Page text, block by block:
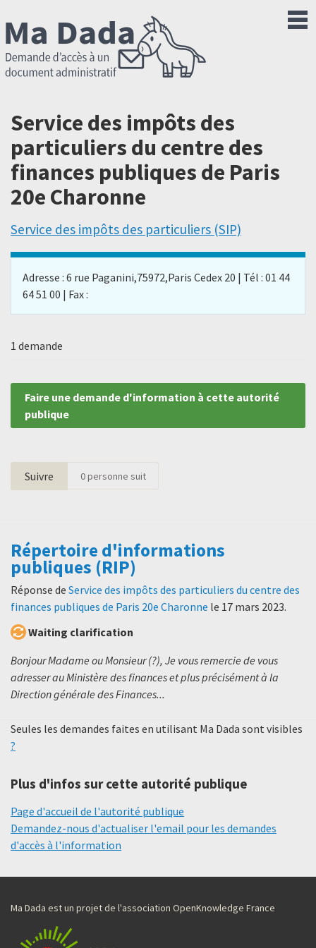
Service des impôts des
particuliers du centre des
finances publiques de Paris
20e Charonne
Service des impôts des particuliers (SIP)
Adresse : 6 rue Paganini,75972,Paris Cedex 20 | Tél : 01 44
64 51 00 | Fax :
1 demande
Faire une demande d'information à cette autorité
publique
Suivre 0personne suit
Répertoire d'informations
publiques (RIP)
Réponse de Service des impôts des particuliers du centre des
finances publiques de Paris 20e Charonne le 17 mars 2023.
Waiting clarification
Bonjour Madame ou Monsieur (?), Je vous remercie de vous
adresser au Ministère des finances et plus précisément à la
Direction générale des Finances...
Seules les demandes faites en utilisant Ma Dada sont visibles
?
Plus d'infos sur cette autorité publique
Page d'accueil de l'autorité publique
Demandez-nous d'actualiser l'email pour les demandes
d'accès à l'information
Ma Dada est un projet de l'association OpenKnowledge France